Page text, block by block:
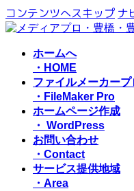
コンテンツへスキップ ナ
ホームへ
・HOME
ファイルメーカープ
・FileMaker Pro
ホームページ作成
・ WordPress
お問い合わせ
・Contact
サービス提供地域
・Area